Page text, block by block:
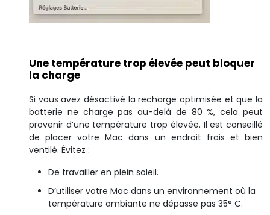
Une température trop élevée peut bloquer
la charge
Si vous avez désactivé la recharge optimisée et que la
batterie ne charge pas au-delà de 80 %, cela peut
provenir d’une température trop élevée. Il est conseillé
de placer votre Mac dans un endroit frais et bien
ventilé. Évitez :
De travailler en plein soleil.
D’utiliser votre Mac dans un environnement où la
température ambiante ne dépasse pas 35° C.